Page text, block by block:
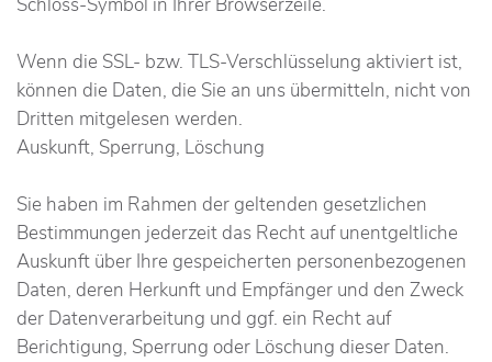
Wenn die SSL- bzw. TLS-Verschlüsselung aktiviert ist,
können die Daten, die Sie an uns übermitteln, nicht von
Dritten mitgelesen werden.
Auskunft, Sperrung, Löschung
Sie haben im Rahmen der geltenden gesetzlichen
Bestimmungen jederzeit das Recht auf unentgeltliche
Auskunft über Ihre gespeicherten personenbezogenen
Daten, deren Herkunft und Empfänger und den Zweck
der Datenverarbeitung und ggf. ein Recht auf
Berichtigung, Sperrung oder Löschung dieser Daten.